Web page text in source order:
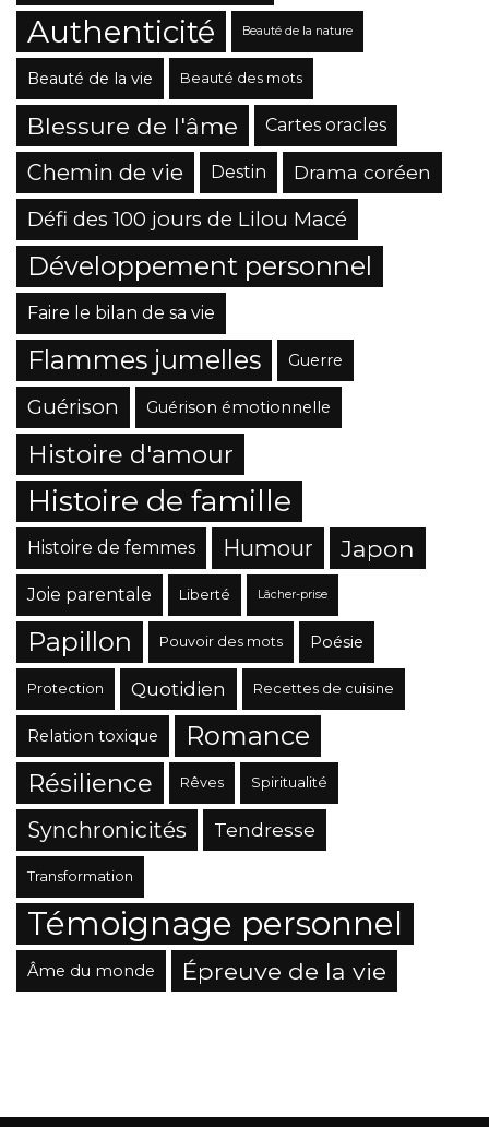
Authenticité Beauté de la nature
Beauté de la vie Beauté des mots
Blessure de l'âme Cartes oracles
Chemin de vie Destin Drama coréen
Défi des 100 jours de Lilou Macé
Développement personnel
Faire le bilan de sa vie
Flammes jumelles Guerre
Guérison Guérison émotionnelle
Histoire d'amour
Histoire de famille
Histoire de femmes Humour Japon
Joie parentale Liberté Lâcher-prise
Papillon Pouvoir des mots Poésie
Protection Quotidien Recettes de cuisine
Relation toxique Romance
Résilience Rêves Spiritualité
Synchronicités Tendresse
Transformation
Témoignage personnel
Âme du monde Épreuve de la vie